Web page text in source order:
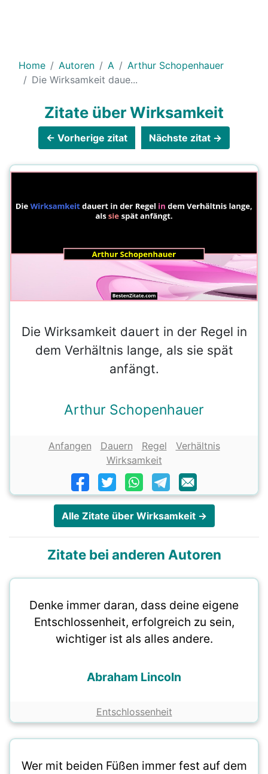
Home Autoren A
Arthur Schopenhauer
Die Wirksamkeit daue...
Zitate über Wirksamkeit
← Vorherige zitat Nächste zitat →
Die Wirksamkeit dauert in der Regel in
dem Verhältnis lange, als sie spät
anfängt.
Arthur Schopenhauer
Anfangen Dauern Regel
Verhältnis
Wirksamkeit
Alle Zitate über Wirksamkeit →
Zitate bei anderen Autoren
Denke immer daran, dass deine eigene
Entschlossenheit, erfolgreich zu sein,
wichtiger ist als alles andere.
Abraham Lincoln
Entschlossenheit
Wer mit beiden Füßen immer fest auf dem